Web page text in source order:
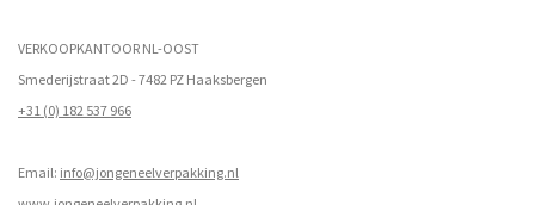
VERKOOPKANTOOR NL-OOST
Smederijstraat 2D - 7482 PZ Haaksbergen
+31 (0) 182 537 966
Email: info@jongeneelverpakking.nl